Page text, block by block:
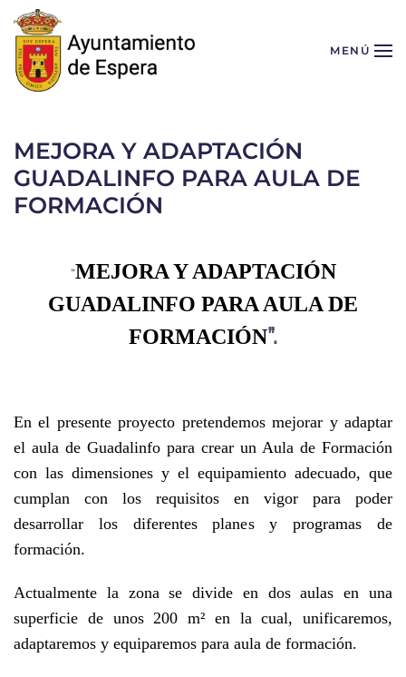
Skip to main content MENÚ
MEJORA Y ADAPTACIÓN
GUADALINFO PARA AULA DE
FORMACIÓN
“MEJORA Y ADAPTACIÓN
GUADALINFO PARA AULA DE
FORMACIÓN”.
En el presente proyecto pretendemos mejorar y adaptar
el aula de Guadalinfo para crear un Aula de Formación
con las dimensiones y el equipamiento adecuado, que
cumplan con los requisitos en vigor para poder
desarrollar los diferentes planes y programas de
formación.
Actualmente la zona se divide en dos aulas en una
superficie de unos 200 m² en la cual, unificaremos,
adaptaremos y equiparemos para aula de formación.